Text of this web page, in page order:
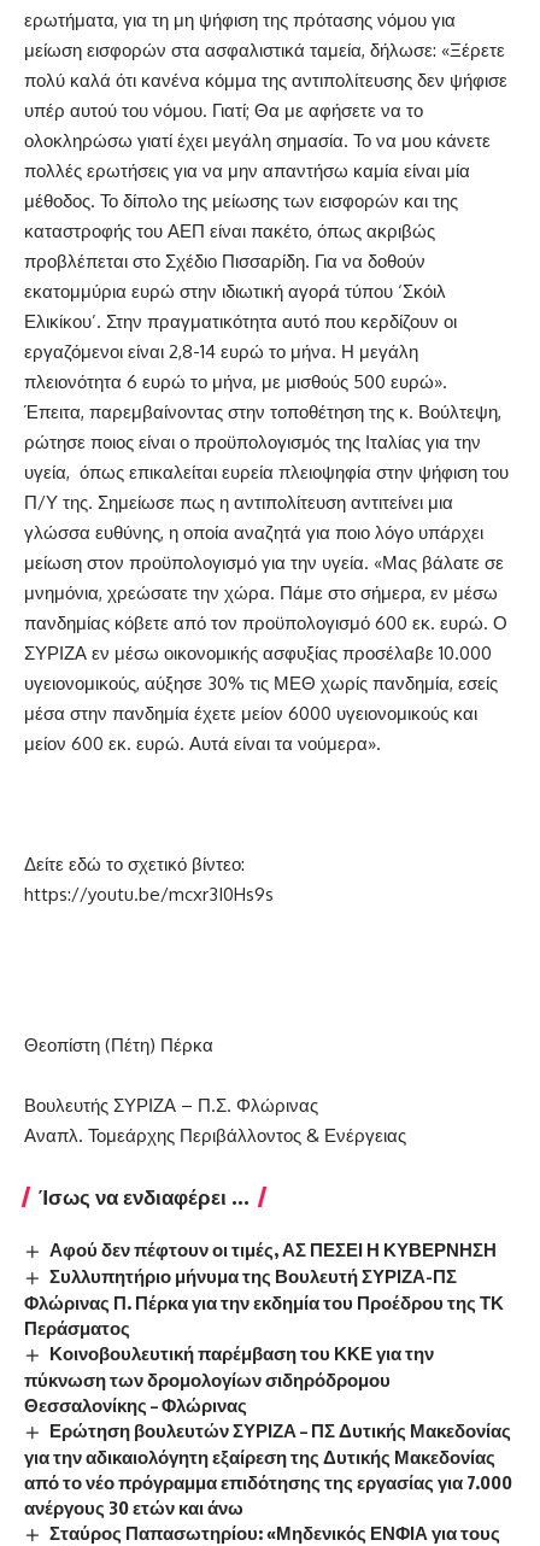
ερωτήματα, για τη μη ψήφιση της πρότασης νόμου για
μείωση εισφορών στα ασφαλιστικά ταμεία, δήλωσε: «Ξέρετε
πολύ καλά ότι κανένα κόμμα της αντιπολίτευσης δεν ψήφισε
υπέρ αυτού του νόμου. Γιατί; Θα με αφήσετε να το
ολοκληρώσω γιατί έχει μεγάλη σημασία. Το να μου κάνετε
πολλές ερωτήσεις για να μην απαντήσω καμία είναι μία
μέθοδος. Το δίπολο της μείωσης των εισφορών και της
καταστροφής του ΑΕΠ είναι πακέτο, όπως ακριβώς
προβλέπεται στο Σχέδιο Πισσαρίδη. Για να δοθούν
εκατομμύρια ευρώ στην ιδιωτική αγορά τύπου ‘Σκόιλ
Ελικίκου’. Στην πραγματικότητα αυτό που κερδίζουν οι
εργαζόμενοι είναι 2,8-14 ευρώ το μήνα. Η μεγάλη
πλειονότητα 6 ευρώ το μήνα, με μισθούς 500 ευρώ».
Έπειτα, παρεμβαίνοντας στην τοποθέτηση της κ. Βούλτεψη,
ρώτησε ποιος είναι ο προϋπολογισμός της Ιταλίας για την
υγεία, όπως επικαλείται ευρεία πλειοψηφία στην ψήφιση του
Π/Υ της. Σημείωσε πως η αντιπολίτευση αντιτείνει μια
γλώσσα ευθύνης, η οποία αναζητά για ποιο λόγο υπάρχει
μείωση στον προϋπολογισμό για την υγεία. «Μας βάλατε σε
μνημόνια, χρεώσατε την χώρα. Πάμε στο σήμερα, εν μέσω
πανδημίας κόβετε από τον προϋπολογισμό 600 εκ. ευρώ. Ο
ΣΥΡΙΖΑ εν μέσω οικονομικής ασφυξίας προσέλαβε 10.000
υγειονομικούς, αύξησε 30% τις ΜΕΘ χωρίς πανδημία, εσείς
μέσα στην πανδημία έχετε μείον 6000 υγειονομικούς και
μείον 600 εκ. ευρώ. Αυτά είναι τα νούμερα».
Δείτε εδώ το σχετικό βίντεο:
https://youtu.be/mcxr3I0Hs9s
Θεοπίστη (Πέτη) Πέρκα
Βουλευτής ΣΥΡΙΖΑ – Π.Σ. Φλώρινας
Αναπλ. Τομεάρχης Περιβάλλοντος & Ενέργειας
Ίσως να ενδιαφέρει ...
Αφού δεν πέφτουν οι τιμές, ΑΣ ΠΕΣΕΙ Η ΚΥΒΕΡΝΗΣΗ
Συλλυπητήριο μήνυμα της Βουλευτή ΣΥΡΙΖΑ-ΠΣ
Φλώρινας Π. Πέρκα για την εκδημία του Προέδρου της ΤΚ
Περάσματος
Κοινοβουλευτική παρέμβαση του ΚΚΕ για την
πύκνωση των δρομολογίων σιδηρόδρομου
Θεσσαλονίκης – Φλώρινας
Ερώτηση βουλευτών ΣΥΡΙΖΑ – ΠΣ Δυτικής Μακεδονίας
για την αδικαιολόγητη εξαίρεση της Δυτικής Μακεδονίας
από το νέο πρόγραμμα επιδότησης της εργασίας για 7.000
ανέργους 30 ετών και άνω
Σταύρος Παπασωτηρίου: «Μηδενικός ΕΝΦΙΑ για τους